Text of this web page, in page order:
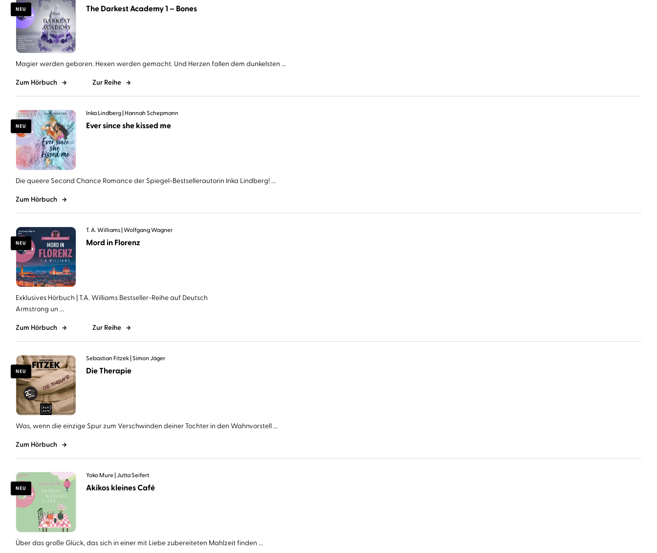
NEU The Darkest Academy 1 – Bones
Magier werden geboren. Hexen werden gemacht. Und Herzen fallen dem dunkelsten ...
Zum Hörbuch Zur Reihe
NEU
Inka Lindberg Hannah Schepmann
Ever since she kissed me
Die queere Second Chance Romance der Spiegel-Bestsellerautorin Inka Lindberg! ...
Zum Hörbuch
NEU
T. A. Williams Wolfgang Wagner
Mord in Florenz
Exklusives Hörbuch | T.A. Williams Bestseller-Reihe auf Deutsch
Armstrong un ...
Zum Hörbuch Zur Reihe
NEU
Sebastian Fitzek Simon Jäger
Die Therapie
Was, wenn die einzige Spur zum Verschwinden deiner Tochter in den Wahnvorstell ...
Zum Hörbuch
NEU
Yoko Mure Jutta Seifert
Akikos kleines Café
Über das große Glück, das sich in einer mit Liebe zubereiteten Mahlzeit finden ...